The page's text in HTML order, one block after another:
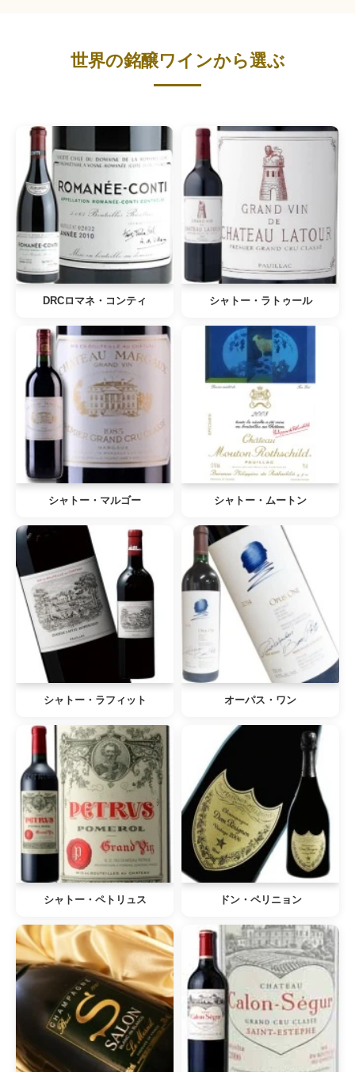
世界の銘醸ワインから選ぶ
DRCロマネ・コンティ シャトー・ラトゥール
シャトー・マルゴー シャトー・ムートン
シャトー・ラフィット オーパス・ワン
シャトー・ペトリュス ドン・ペリニョン